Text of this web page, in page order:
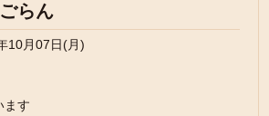
らん
10月07日(月)
ます